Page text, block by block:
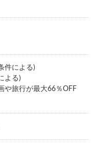
件による)
よる)
や旅行が最大66％OFF